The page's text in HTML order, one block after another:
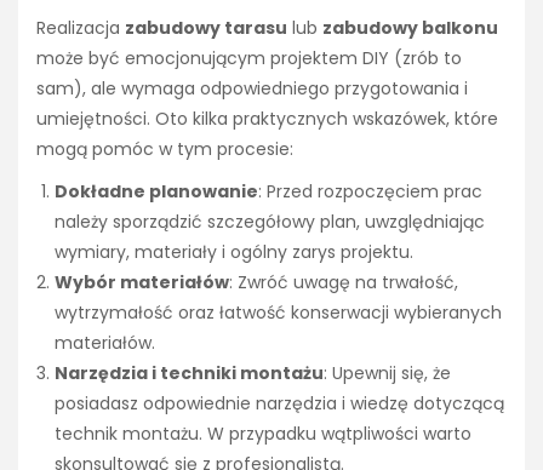
Realizacja zabudowy tarasu lub zabudowy balkonu
może być emocjonującym projektem DIY (zrób to
sam), ale wymaga odpowiedniego przygotowania i
umiejętności. Oto kilka praktycznych wskazówek, które
mogą pomóc w tym procesie:
Dokładne planowanie: Przed rozpoczęciem prac
należy sporządzić szczegółowy plan, uwzględniając
wymiary, materiały i ogólny zarys projektu.
Wybór materiałów: Zwróć uwagę na trwałość,
wytrzymałość oraz łatwość konserwacji wybieranych
materiałów.
Narzędzia i techniki montażu: Upewnij się, że
posiadasz odpowiednie narzędzia i wiedzę dotyczącą
technik montażu. W przypadku wątpliwości warto
skonsultować się z profesjonalistą.